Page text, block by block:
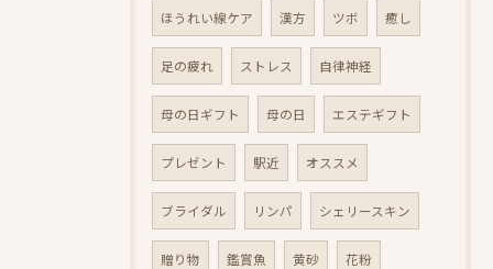
ほうれい線ケア 漢方 ツボ 癒し
足の疲れ ストレス 自律神経
母の日ギフト 母の日 エステギフト
プレゼント 駅近 オススメ
ブライダル リンパ シェリースキン
贈り物 鑑賞魚 黄砂 花粉